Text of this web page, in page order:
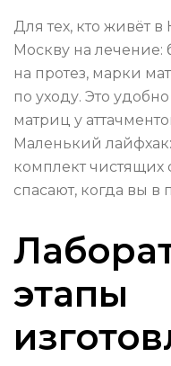
Для тех, кто живёт в
Москву на лечение:
на протез, марки
по уходу. Это
матриц у
Маленький
комплект чистящих
спасают, когда вы в
этапы